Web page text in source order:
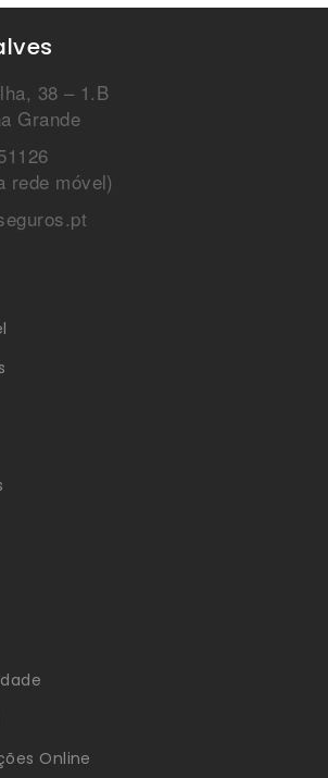
38 – 1.B
Grande
rede móvel)
Online